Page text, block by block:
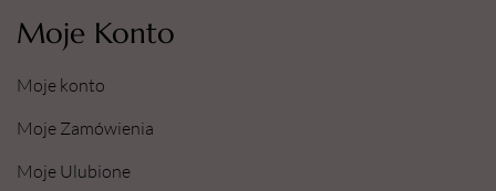
Moje Konto
Moje konto
Moje Zamówienia
Moje Ulubione